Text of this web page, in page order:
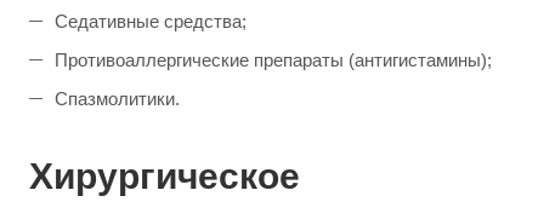
Седативные средства;
Противоаллергические препараты (антигистамины);
Спазмолитики.
Хирургическое